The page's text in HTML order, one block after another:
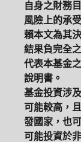
自身之財務
風險上的承
賴本文為其
結果負完全
代表本基金
說明書。
基金投資涉
可能較高，
發國家，也
可能投資於